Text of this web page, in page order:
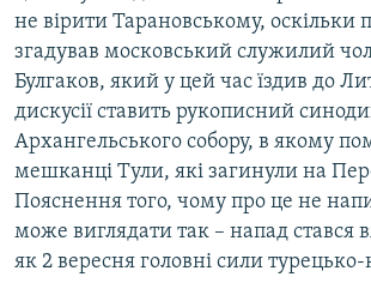
не вірити Тарановському, оскільки
згадував московський служилий
Булгаков, який у цей час їздив до
дискусії ставить рукописний
Архангельського собору, в якому
мешканці Тули, які загинули на
Пояснення того, чому про це не
може виглядати так – напад стався
як 2 вересня головні сили